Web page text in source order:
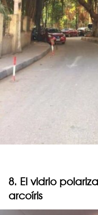
8. El vidrio
arcoíris